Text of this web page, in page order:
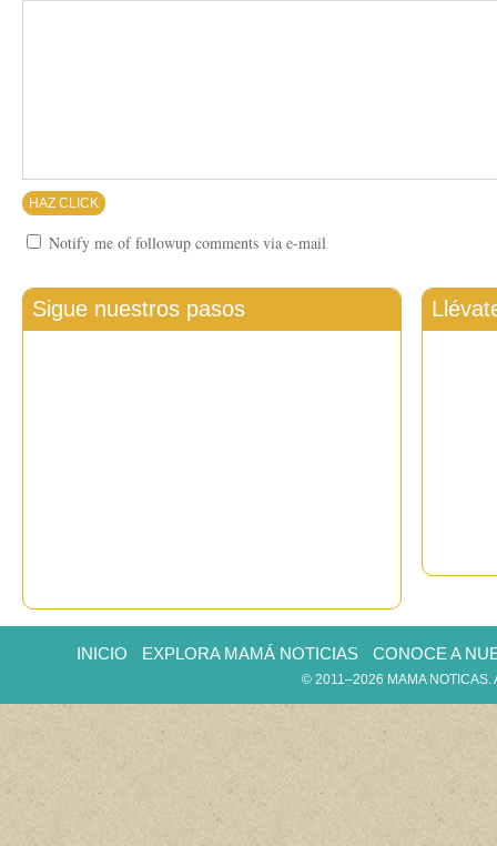
Notify me of followup comments via e-mail
Sigue nuestros pasos
INICIO EXPLORA MAMÁ NOTICIAS CONOCE A
© 2011–2026 MAMA NOTICAS.